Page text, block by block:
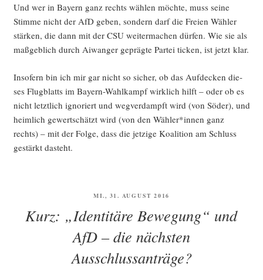
Und wer in Bay­ern ganz rechts wäh­len möch­te, muss sei­ne
Stim­me nicht der AfD geben, son­dern darf die Frei­en Wäh­ler
stär­ken, die dann mit der CSU wei­ter­ma­chen dür­fen. Wie sie als
maß­geb­lich durch Aiwan­ger gepräg­te Par­tei ticken, ist jetzt klar.
Inso­fern bin ich mir gar nicht so sicher, ob das Auf­de­cken die­
ses Flug­blatts im Bay­ern-Wahl­kampf wirk­lich hilft – oder ob es
nicht letzt­lich igno­riert und weg­ver­dampft wird (von Söder), und
heim­lich gewert­schätzt wird (von den Wähler*innen ganz
rechts) – mit der Fol­ge, dass die jet­zi­ge Koali­ti­on am Schluss
gestärkt dasteht.
VERÖFFENTLICHT
MI., 31. AUGUST 2016
Kurz: „Identitäre Bewegung“ und
AfD – die nächsten
Ausschlussanträge?